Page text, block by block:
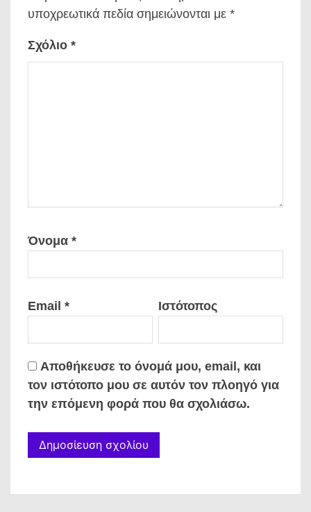
υποχρεωτικά πεδία σημειώνονται με *
Σχόλιο *
Όνομα *
Email * Ιστότοπος
Αποθήκευσε το όνομά μου, email, και
τον ιστότοπο μου σε αυτόν τον πλοηγό για
την επόμενη φορά που θα σχολιάσω.